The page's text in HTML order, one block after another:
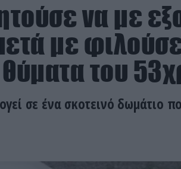
να με
με
του
σε ένα σκοτεινό δωμάτιο